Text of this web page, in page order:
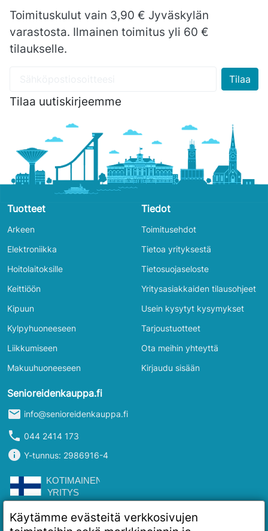
Toimituskulut vain 3,90 € Jyväskylän
varastosta. Ilmainen toimitus yli 60 €
tilaukselle.
Tilaa uutiskirjeemme
Tuotteet
Arkeen
Elektroniikka
Hoitolaitoksille
Keittiöön
Kipuun
Kylpyhuoneeseen
Liikkumiseen
Makuuhuoneeseen
Tiedot
Toimitusehdot
Tietoa yrityksestä
Tietosuojaseloste
Yritysasiakkaiden tilausohjeet
Usein kysytyt kysymykset
Tarjoustuotteet
Ota meihin yhteyttä
Kirjaudu sisään
Senioreidenkauppa.fi
mail info@senioreidenkauppa.fi
phone 044 2414 173
info Y-tunnus: 2986916-4
Käytämme evästeitä verkkosivujen